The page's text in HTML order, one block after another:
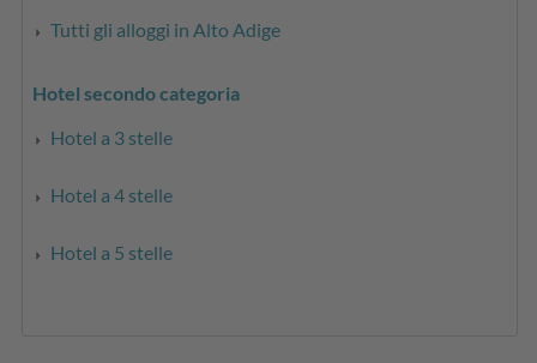
Tutti gli alloggi in Alto Adige
Hotel secondo categoria
Hotel a 3 stelle
Hotel a 4 stelle
Hotel a 5 stelle